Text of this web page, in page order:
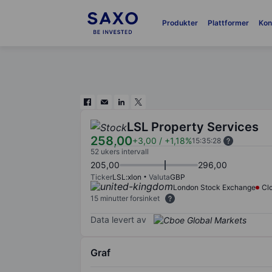
Produkter Plattformer
LSL Property Services
258,00+3,00 / +1,18%15:35:28
52 ukers intervall
205,00 296,00
TickerLSL:xlon ValutaGBP
London Stock Exchange
15 minutter forsinket
Data levert av
Graf